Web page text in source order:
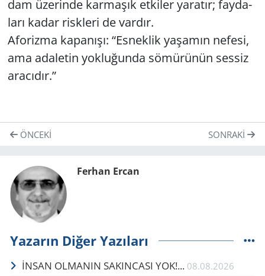
dam üze­rin­de kar­ma­şık et­ki­ler ya­ra­tır; fay­da­
la­rı kadar risk­le­ri de var­dır.
Afo­riz­ma ka­pa­nı­şı: “Es­nek­lik ya­şa­mın ne­fe­si,
ama ada­le­tin yok­lu­ğun­da sö­mü­rü­nün ses­siz
ara­cı­dır.”
ÖNCEKI SONRAKI
Ferhan Ercan
Yazarın Diğer Yazıları
İNSAN OLMANIN SAKINCASI YOK!... 08.08.2026